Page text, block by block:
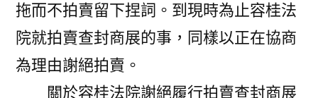
拖而不拍賣留下捏詞。到現時為止容桂法
院就拍賣查封商展的事，同樣以正在協商
為理由謝絕拍賣。
關於容桂法院謝絕履行拍賣查封商展